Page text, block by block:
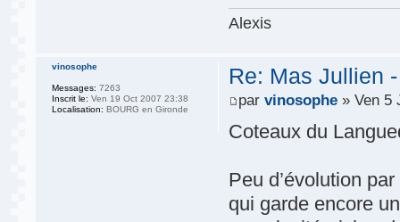
Alexis
Re: Mas Jullien
parvinosophe » Ven 5
Coteaux du
Peu d’évolution
qui garde encore
vinosophe
Messages: 7263
Inscrit le: Ven 19 Oct 2007 23:38
Localisation: BOURG en Gironde